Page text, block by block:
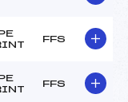
FFS
FFS